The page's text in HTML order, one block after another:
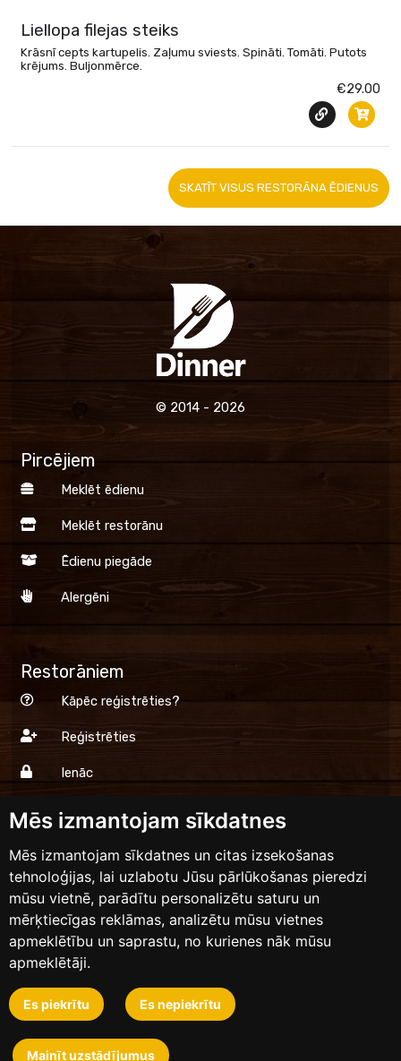
Mēs izmantojam sīkdatnes
Mēs izmantojam sīkdatnes un citas izsekošanas
tehnoloģijas, lai uzlabotu Jūsu pārlūkošanas pieredzi
mūsu vietnē, parādītu personalizētu saturu un
mērķtiecīgas reklāmas, analizētu mūsu vietnes
apmeklētību un saprastu, no kurienes nāk mūsu
apmeklētāji.
Es piekrītu Es nepiekrītu
Mainīt uzstādījumus
Liellopa filejas steiks
Krāsnī cepts kartupelis. Zaļumu sviests. Spināti. Tomāti. Putots
krējums. Buljonmērce.
€29.00
SKATĪT VISUS RESTORĀNA ĒDIENUS
© 2014 - 2026
Pircējiem
Meklēt ēdienu
Meklēt restorānu
Ēdienu piegāde
Alergēni
Restorāniem
Kāpēc reģistrēties?
Reģistrēties
Ienāc
Dinner.lv
Lietošanas noteikumi
Privātums
Sazinies ar mums